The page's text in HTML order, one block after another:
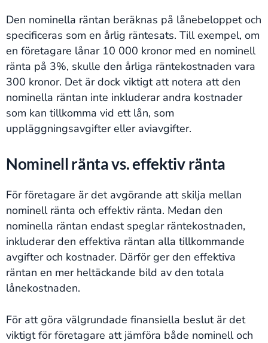
Den nominella räntan beräknas på lånebeloppet och
specificeras som en årlig räntesats. Till exempel, om
en företagare lånar 10 000 kronor med en nominell
ränta på 3%, skulle den årliga räntekostnaden vara
300 kronor. Det är dock viktigt att notera att den
nominella räntan inte inkluderar andra kostnader
som kan tillkomma vid ett lån, som
uppläggningsavgifter eller aviavgifter.
Nominell ränta vs. effektiv ränta
För företagare är det avgörande att skilja mellan
nominell ränta och effektiv ränta. Medan den
nominella räntan endast speglar räntekostnaden,
inkluderar den effektiva räntan alla tillkommande
avgifter och kostnader. Därför ger den effektiva
räntan en mer heltäckande bild av den totala
lånekostnaden.
För att göra välgrundade finansiella beslut är det
viktigt för företagare att jämföra både nominell och